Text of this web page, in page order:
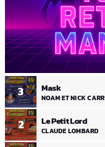
2 Le Petit Lord
CLAUDE LOMBARD
3 Mask
NOAM ET NICK CARR